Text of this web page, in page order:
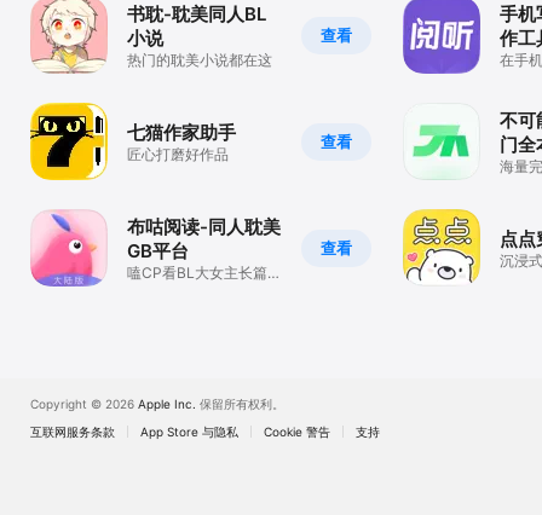
查看
书耽-耽美同人BL
小说
热门的耽美小说都在这
查看
七猫作家助手
匠心打磨好作品
查看
布咕阅读-同人耽美
GB平台
嗑CP看BL大女主长篇短
手机
作工
在手
不可
门全
器
海量
点
沉浸
Copyright © 2026 Apple Inc. 保留所有权利。
互联网服务条款
App Store 与隐私 Cookie 警告 支持